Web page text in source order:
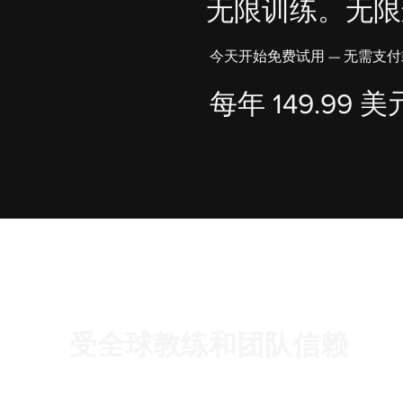
无限训练。无
今天开始免费试用 — 无需支
每年 149.99 美